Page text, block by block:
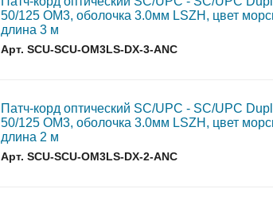
50/125 OM3, оболочка 3.0мм LSZH, цвет
длина 3 м
Арт. SCU-SCU-OM3LS-DX-3-ANC
Патч-корд оптический SC/UPC - SC/UPC
50/125 OM3, оболочка 3.0мм LSZH, цвет
длина 2 м
Арт. SCU-SCU-OM3LS-DX-2-ANC